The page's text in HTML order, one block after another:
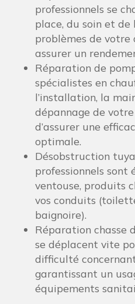
professionnels se
place, du soin et de
problèmes de votre
assurer un
Réparation de
spécialistes en
l’installation, la
dépannage de
d’assurer une
optimale.
Désobstruction
professionnels sont
ventouse, produits
vos conduits
baignoire).
Réparation chasse
se déplacent vite
difficulté
garantissant un
équipements